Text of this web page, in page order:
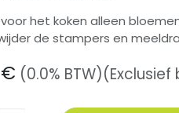
het koken alleen
de stampers en
€ (0.0% BTW)(Exclusief